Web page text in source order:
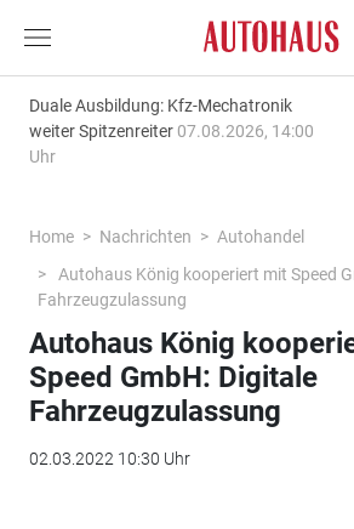
Duale Ausbildung: Kfz-Mechatronik
weiter Spitzenreiter 07.08.2026, 14:00
Uhr
Home Nachrichten
Autohandel
Autohaus König kooperiert mit Speed
Fahrzeugzulassung
Autohaus König
Speed GmbH: Digitale
Fahrzeugzulassung
02.03.2022 10:30 Uhr